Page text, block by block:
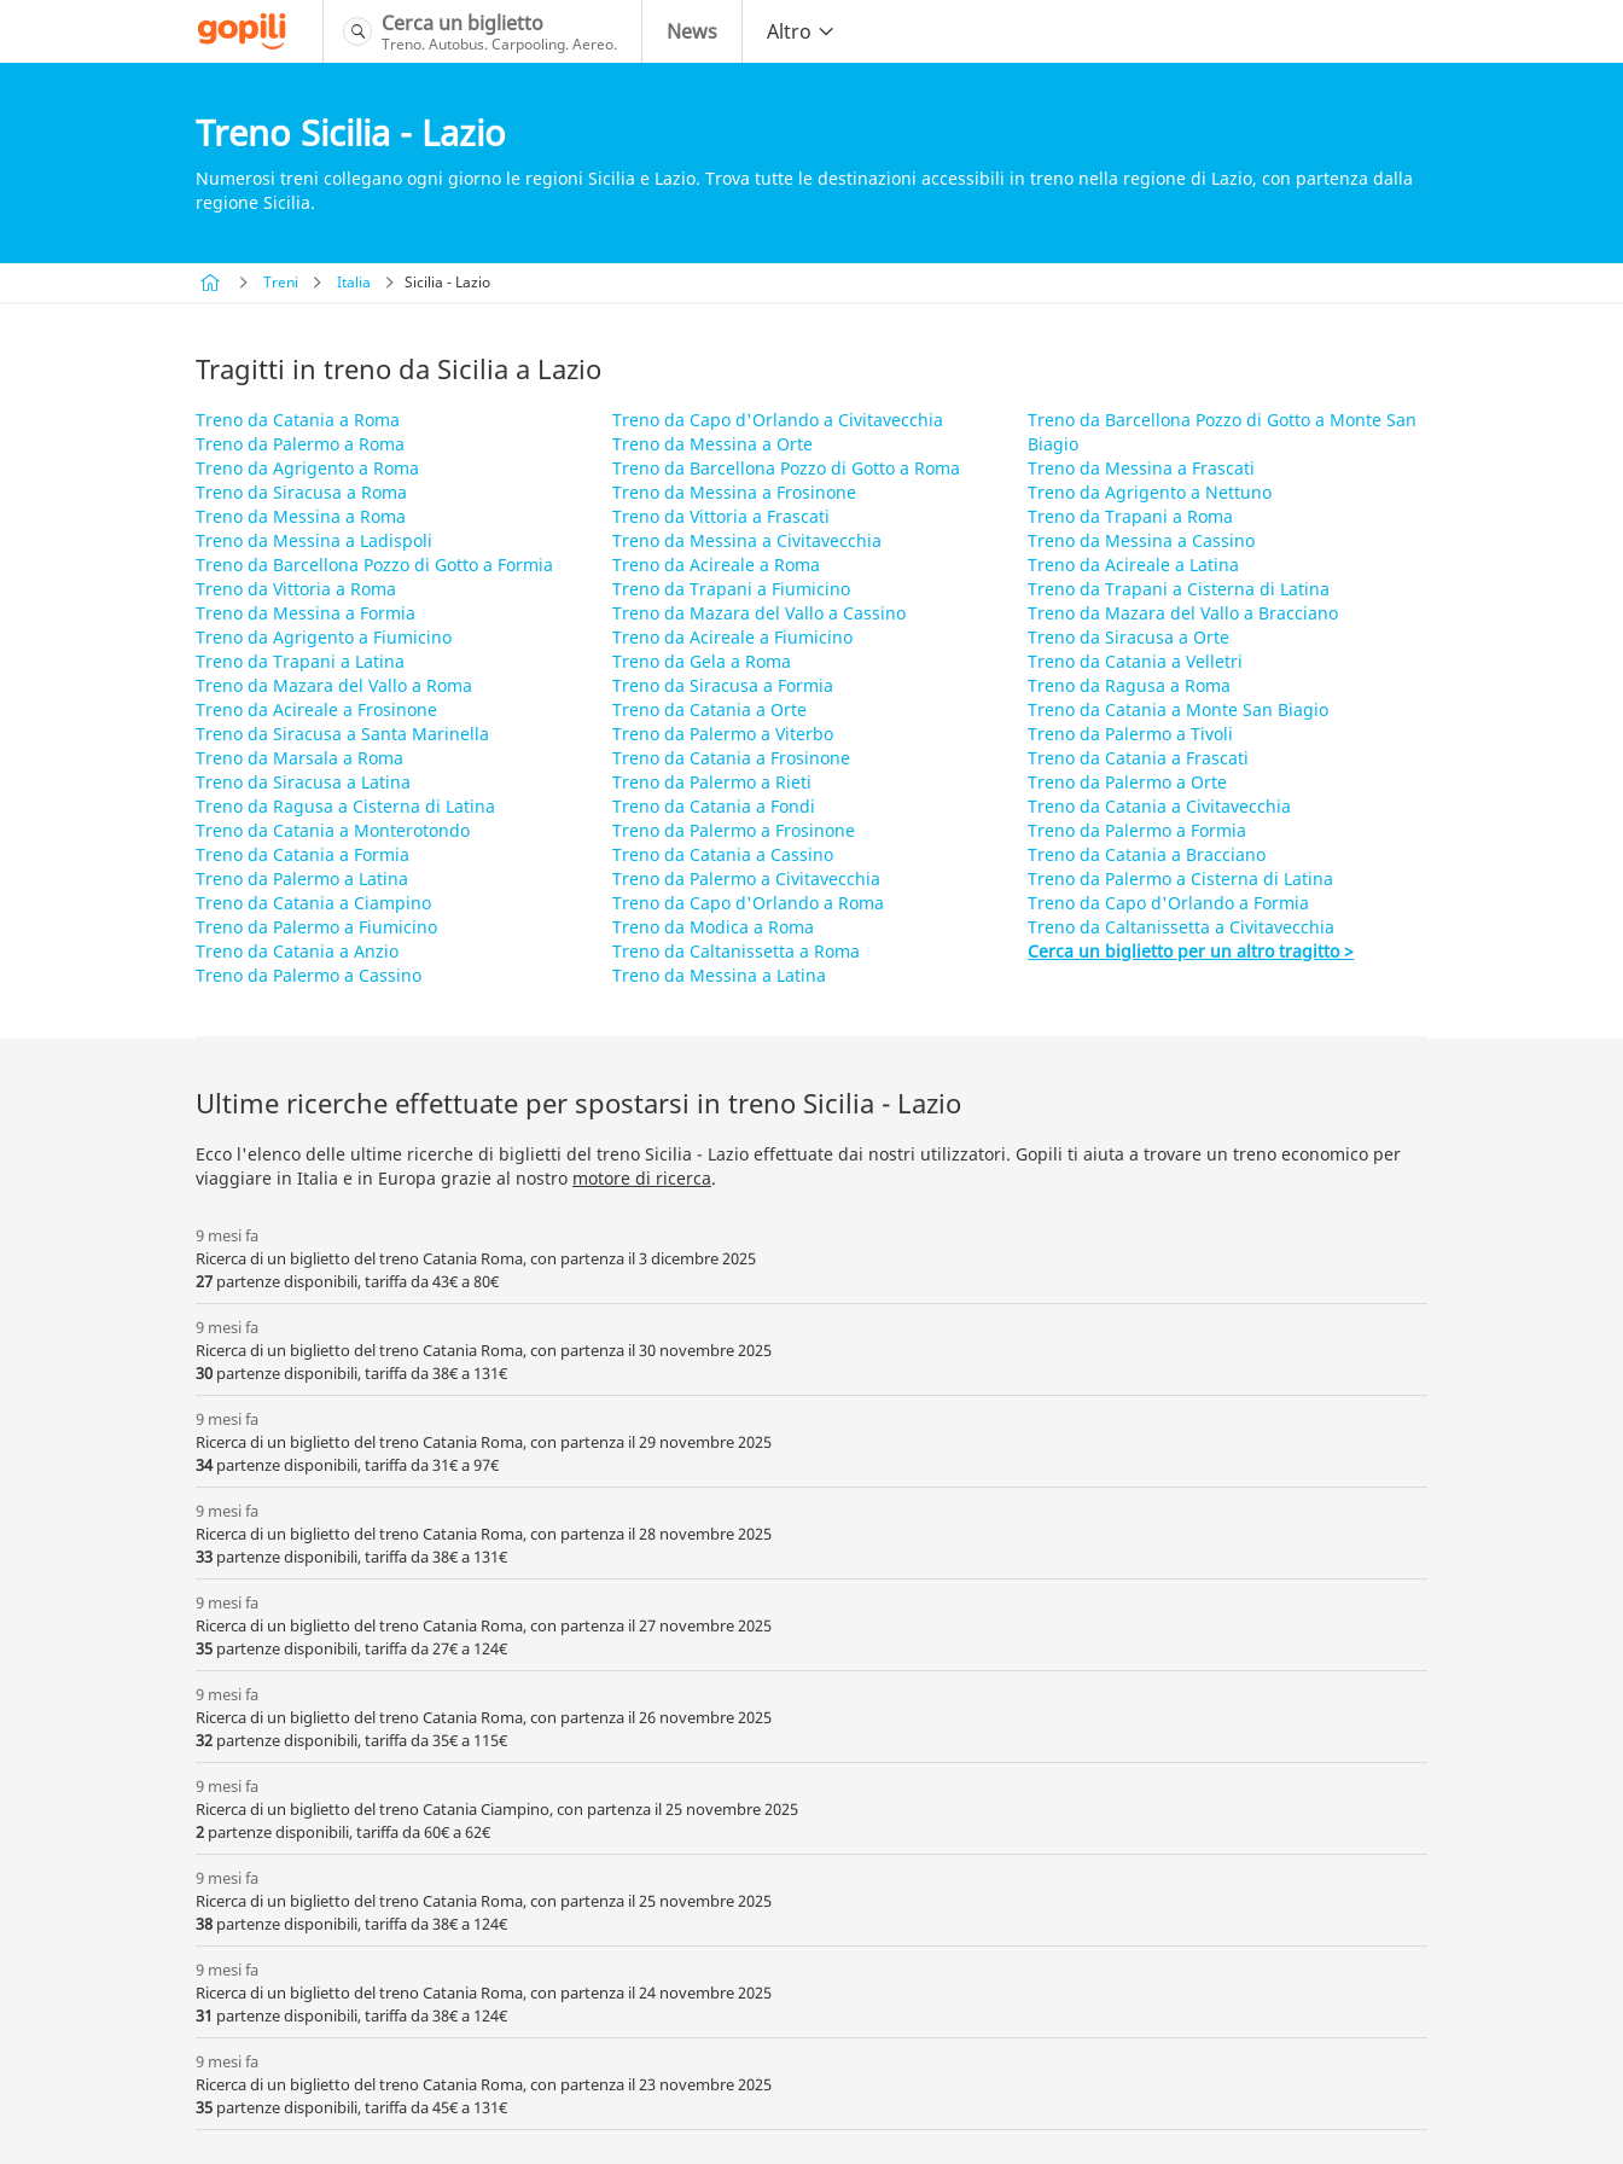
Cerca un biglietto
Treno. Autobus. Carpooling. Aereo. News Altro
Treno Sicilia - Lazio
Numerosi treni collegano ogni giorno le regioni Sicilia e Lazio. Trova tutte le destinazioni accessibili in treno nella regione di Lazio, con partenza dalla
regione Sicilia.
Treni Italia Sicilia - Lazio
Tragitti in treno da Sicilia a Lazio
Treno da Catania a Roma
Treno da Palermo a Roma
Treno da Agrigento a Roma
Treno da Siracusa a Roma
Treno da Messina a Roma
Treno da Messina a Ladispoli
Treno da Barcellona Pozzo di Gotto a Formia
Treno da Vittoria a Roma
Treno da Messina a Formia
Treno da Agrigento a Fiumicino
Treno da Trapani a Latina
Treno da Mazara del Vallo a Roma
Treno da Acireale a Frosinone
Treno da Siracusa a Santa Marinella
Treno da Marsala a Roma
Treno da Siracusa a Latina
Treno da Ragusa a Cisterna di Latina
Treno da Catania a Monterotondo
Treno da Catania a Formia
Treno da Palermo a Latina
Treno da Catania a Ciampino
Treno da Palermo a Fiumicino
Treno da Catania a Anzio
Treno da Palermo a Cassino
Treno da Capo d'Orlando a Civitavecchia
Treno da Messina a Orte
Treno da Barcellona Pozzo di Gotto a Roma
Treno da Messina a Frosinone
Treno da Vittoria a Frascati
Treno da Messina a Civitavecchia
Treno da Acireale a Roma
Treno da Trapani a Fiumicino
Treno da Mazara del Vallo a Cassino
Treno da Acireale a Fiumicino
Treno da Gela a Roma
Treno da Siracusa a Formia
Treno da Catania a Orte
Treno da Palermo a Viterbo
Treno da Catania a Frosinone
Treno da Palermo a Rieti
Treno da Catania a Fondi
Treno da Palermo a Frosinone
Treno da Catania a Cassino
Treno da Palermo a Civitavecchia
Treno da Capo d'Orlando a Roma
Treno da Modica a Roma
Treno da Caltanissetta a Roma
Treno da Messina a Latina
Treno da Barcellona Pozzo di Gotto a Monte San
Biagio
Treno da Messina a Frascati
Treno da Agrigento a Nettuno
Treno da Trapani a Roma
Treno da Messina a Cassino
Treno da Acireale a Latina
Treno da Trapani a Cisterna di Latina
Treno da Mazara del Vallo a Bracciano
Treno da Siracusa a Orte
Treno da Catania a Velletri
Treno da Ragusa a Roma
Treno da Catania a Monte San Biagio
Treno da Palermo a Tivoli
Treno da Catania a Frascati
Treno da Palermo a Orte
Treno da Catania a Civitavecchia
Treno da Palermo a Formia
Treno da Catania a Bracciano
Treno da Palermo a Cisterna di Latina
Treno da Capo d'Orlando a Formia
Treno da Caltanissetta a Civitavecchia
Cerca un biglietto per un altro tragitto >
Ultime ricerche effettuate per spostarsi in treno Sicilia - Lazio
Ecco l'elenco delle ultime ricerche di biglietti del treno Sicilia - Lazio effettuate dai nostri utilizzatori. Gopili ti aiuta a trovare un treno economico per
viaggiare in Italia e in Europa grazie al nostro motore di ricerca.
9 mesi fa
Ricerca di un biglietto del treno Catania Roma, con partenza il 3 dicembre 2025
27 partenze disponibili, tariffa da 43€ a 80€
9 mesi fa
Ricerca di un biglietto del treno Catania Roma, con partenza il 30 novembre 2025
30 partenze disponibili, tariffa da 38€ a 131€
9 mesi fa
Ricerca di un biglietto del treno Catania Roma, con partenza il 29 novembre 2025
34partenze disponibili, tariffa da 31€ a 97€
9 mesi fa
Ricerca di un biglietto del treno Catania Roma, con partenza il 28 novembre 2025
33 partenze disponibili, tariffa da 38€ a 131€
9 mesi fa
Ricerca di un biglietto del treno Catania Roma, con partenza il 27 novembre 2025
35 partenze disponibili, tariffa da 27€ a 124€
9 mesi fa
Ricerca di un biglietto del treno Catania Roma, con partenza il 26 novembre 2025
32 partenze disponibili, tariffa da 35€ a 115€
9 mesi fa
Ricerca di un biglietto del treno Catania Ciampino, con partenza il 25 novembre 2025
2 partenze disponibili, tariffa da 60€ a 62€
9 mesi fa
Ricerca di un biglietto del treno Catania Roma, con partenza il 25 novembre 2025
38 partenze disponibili, tariffa da 38€ a 124€
9 mesi fa
Ricerca di un biglietto del treno Catania Roma, con partenza il 24 novembre 2025
31 partenze disponibili, tariffa da 38€ a 124€
9 mesi fa
Ricerca di un biglietto del treno Catania Roma, con partenza il 23 novembre 2025
35 partenze disponibili, tariffa da 45€ a 131€